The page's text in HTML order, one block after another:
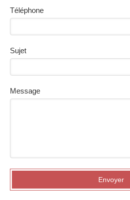
Téléphone
Sujet
Message
Envoyer